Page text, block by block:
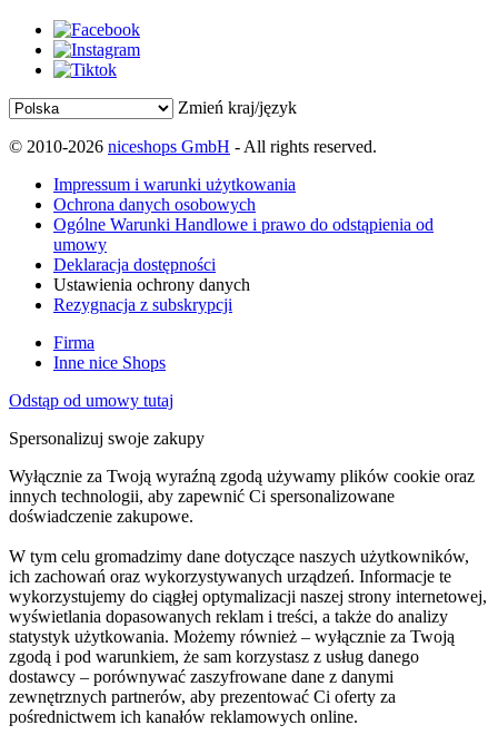
Zmień kraj/język
© 2010-2026 niceshops GmbH - All rights reserved.
Impressum i warunki użytkowania
Ochrona danych osobowych
Ogólne Warunki Handlowe i prawo do odstąpienia od
umowy
Deklaracja dostępności
Ustawienia ochrony danych
Rezygnacja z subskrypcji
Firma
Inne nice Shops
Odstąp od umowy tutaj
Spersonalizuj swoje zakupy
Wyłącznie za Twoją wyraźną zgodą używamy plików cookie oraz
innych technologii, aby zapewnić Ci spersonalizowane
doświadczenie zakupowe.
W tym celu gromadzimy dane dotyczące naszych użytkowników,
ich zachowań oraz wykorzystywanych urządzeń. Informacje te
wykorzystujemy do ciągłej optymalizacji naszej strony internetowej,
wyświetlania dopasowanych reklam i treści, a także do analizy
statystyk użytkowania. Możemy również – wyłącznie za Twoją
zgodą i pod warunkiem, że sam korzystasz z usług danego
dostawcy – porównywać zaszyfrowane dane z danymi
zewnętrznych partnerów, aby prezentować Ci oferty za
pośrednictwem ich kanałów reklamowych online.